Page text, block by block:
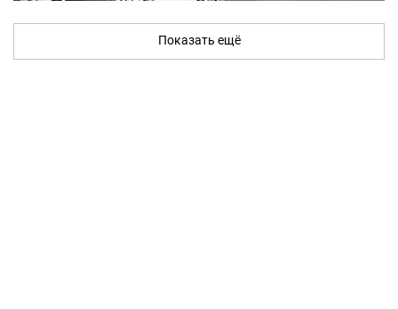
Показать ещё